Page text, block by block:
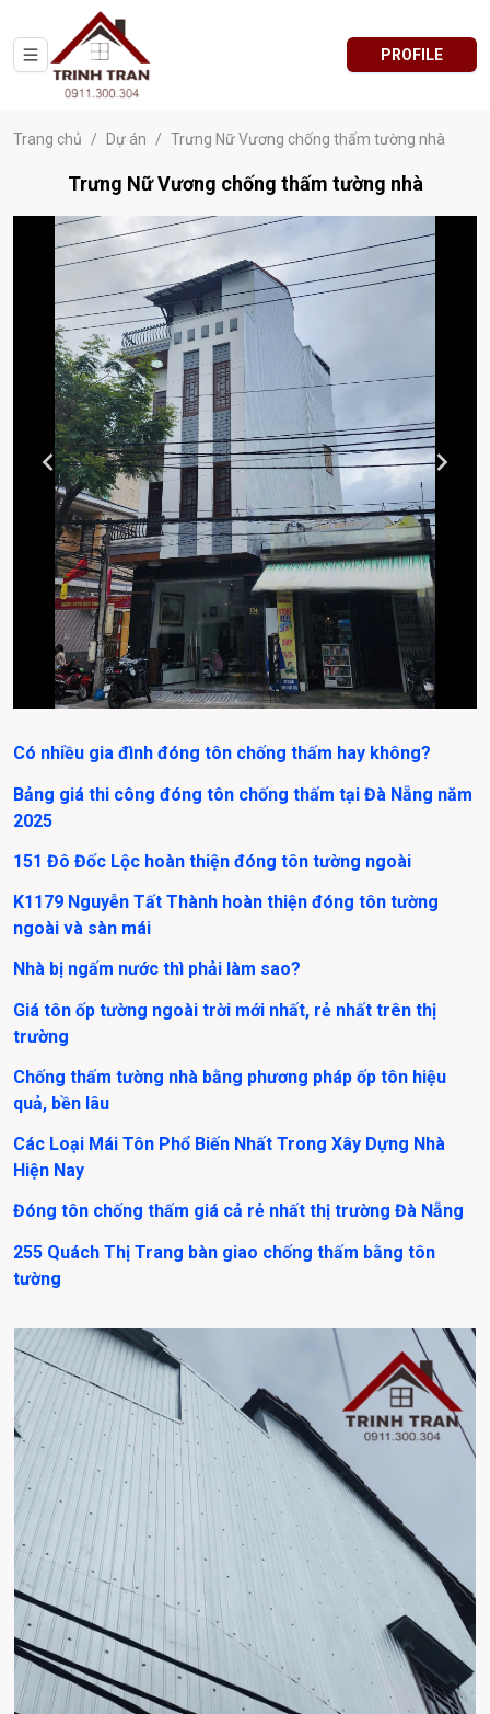
PROFILE
Trang chủ / Dự án / Trưng Nữ Vương chống thấm tường nhà
Trưng Nữ Vương chống thấm tường nhà
Có nhiều gia đình đóng tôn chống thấm hay không?
Bảng giá thi công đóng tôn chống thấm tại Đà Nẵng năm
2025
151 Đô Đốc Lộc hoàn thiện đóng tôn tường ngoài
K1179 Nguyễn Tất Thành hoàn thiện đóng tôn tường
ngoài và sàn mái
Nhà bị ngấm nước thì phải làm sao?
Giá tôn ốp tường ngoài trời mới nhất, rẻ nhất trên thị
trường
Chống thấm tường nhà bằng phương pháp ốp tôn hiệu
quả, bền lâu
Các Loại Mái Tôn Phổ Biến Nhất Trong Xây Dựng Nhà
Hiện Nay
Đóng tôn chống thấm giá cả rẻ nhất thị trường Đà Nẵng
255 Quách Thị Trang bàn giao chống thấm bằng tôn
tường